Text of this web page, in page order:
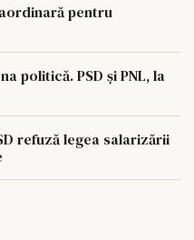
pentru
politică. PSD și PNL, la
refuză legea salarizării